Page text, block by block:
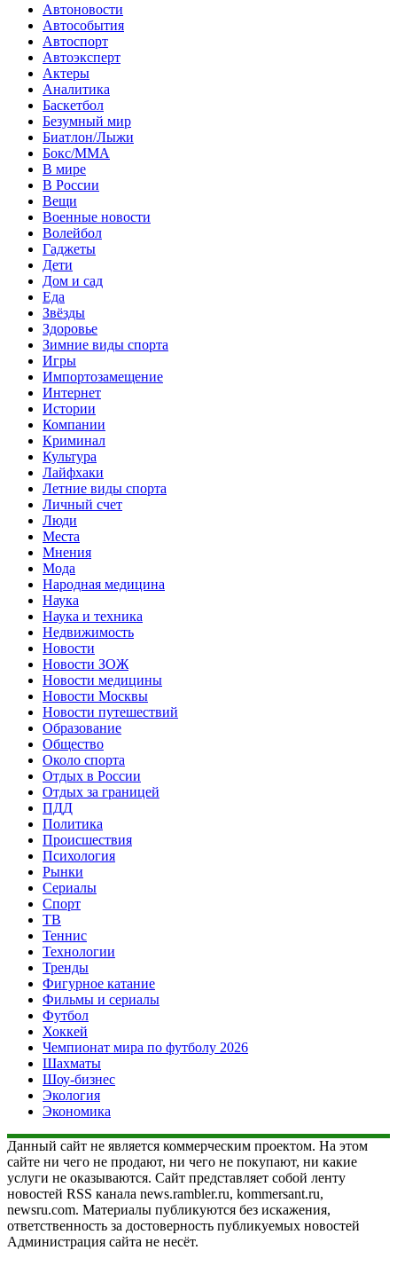
Автоновости
Автособытия
Автоспорт
Автоэксперт
Актеры
Аналитика
Баскетбол
Безумный мир
Биатлон/Лыжи
Бокс/MMA
В мире
В России
Вещи
Военные новости
Волейбол
Гаджеты
Дети
Дом и сад
Еда
Звёзды
Здоровье
Зимние виды спорта
Игры
Импортозамещение
Интернет
Истории
Компании
Криминал
Культура
Лайфхаки
Летние виды спорта
Личный счет
Люди
Места
Мнения
Мода
Народная медицина
Наука
Наука и техника
Недвижимость
Новости
Новости ЗОЖ
Новости медицины
Новости Москвы
Новости путешествий
Образование
Общество
Около спорта
Отдых в России
Отдых за границей
ПДД
Политика
Происшествия
Психология
Рынки
Сериалы
Спорт
ТВ
Теннис
Технологии
Тренды
Фигурное катание
Фильмы и сериалы
Футбол
Хоккей
Чемпионат мира по футболу 2026
Шахматы
Шоу-бизнес
Экология
Экономика
Данный сайт не является коммерческим проектом. На этом
сайте ни чего не продают, ни чего не покупают, ни какие
услуги не оказываются. Сайт представляет собой ленту
новостей RSS канала news.rambler.ru, kommersant.ru,
newsru.com. Материалы публикуются без искажения,
ответственность за достоверность публикуемых новостей
Администрация сайта не несёт.